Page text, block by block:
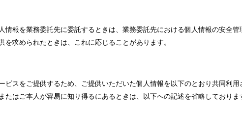
報を業務委託先に委託するときは、業務委託先における個人情報の安全管
求められたときは、これに応じることがあります。
スをご提供するため、ご提供いただいた個人情報を以下のとおり共同利用
はご本人が容易に知り得るにあるときは、以下への記述を省略しておりま